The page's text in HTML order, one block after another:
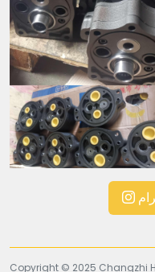
Copyright © 2025 Changzhi